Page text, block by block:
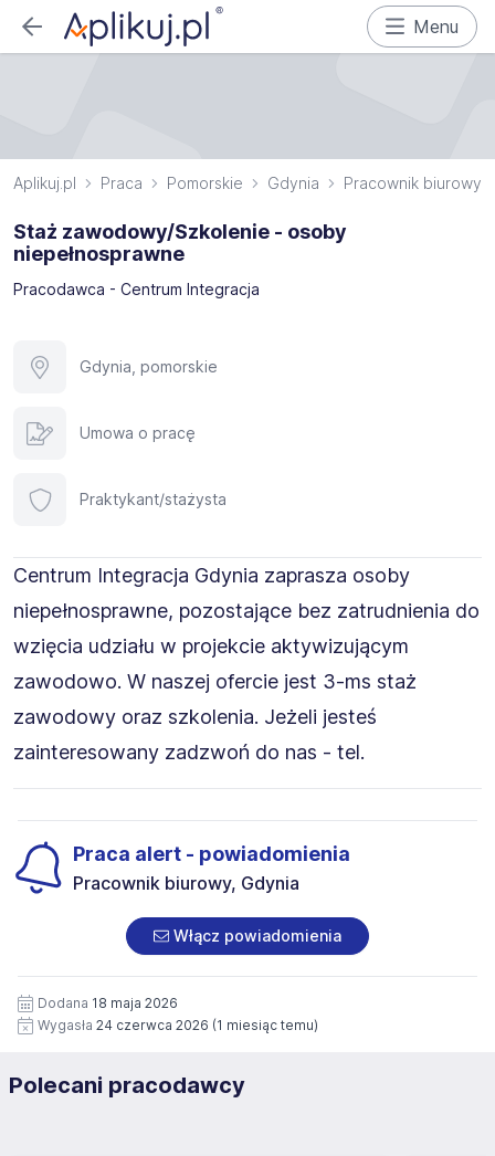
Menu
Aplikuj.pl Praca Pomorskie Gdynia Pracownik biurowy
Staż zawodowy/Szkolenie - osoby
niepełnosprawne
Pracodawca - Centrum Integracja
Gdynia, pomorskie
Umowa o pracę
Praktykant/stażysta
Centrum Integracja Gdynia zaprasza osoby
niepełnosprawne, pozostające bez zatrudnienia do
wzięcia udziału w projekcie aktywizującym
zawodowo. W naszej ofercie jest 3-ms staż
zawodowy oraz szkolenia. Jeżeli jesteś
zainteresowany zadzwoń do nas - tel.
Praca alert - powiadomienia
Pracownik biurowy, Gdynia
Włącz powiadomienia
Dodana 18 maja 2026
Wygasła 24 czerwca 2026 (1 miesiąc temu)
Polecani pracodawcy